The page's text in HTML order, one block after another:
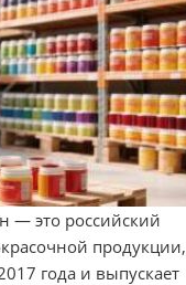
— это российский
продукции,
года и выпускает